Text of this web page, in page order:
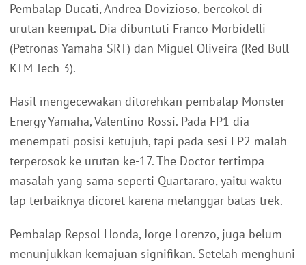
Pembalap Ducati, Andrea Dovizioso, bercokol di
urutan keempat. Dia dibuntuti Franco Morbidelli
(Petronas Yamaha SRT) dan Miguel Oliveira (Red Bull
KTM Tech 3).
Hasil mengecewakan ditorehkan pembalap Monster
Energy Yamaha, Valentino Rossi. Pada FP1 dia
menempati posisi ketujuh, tapi pada sesi FP2 malah
terperosok ke urutan ke-17. The Doctor tertimpa
masalah yang sama seperti Quartararo, yaitu waktu
lap terbaiknya dicoret karena melanggar batas trek.
Pembalap Repsol Honda, Jorge Lorenzo, juga belum
menunjukkan kemajuan signifikan. Setelah menghuni